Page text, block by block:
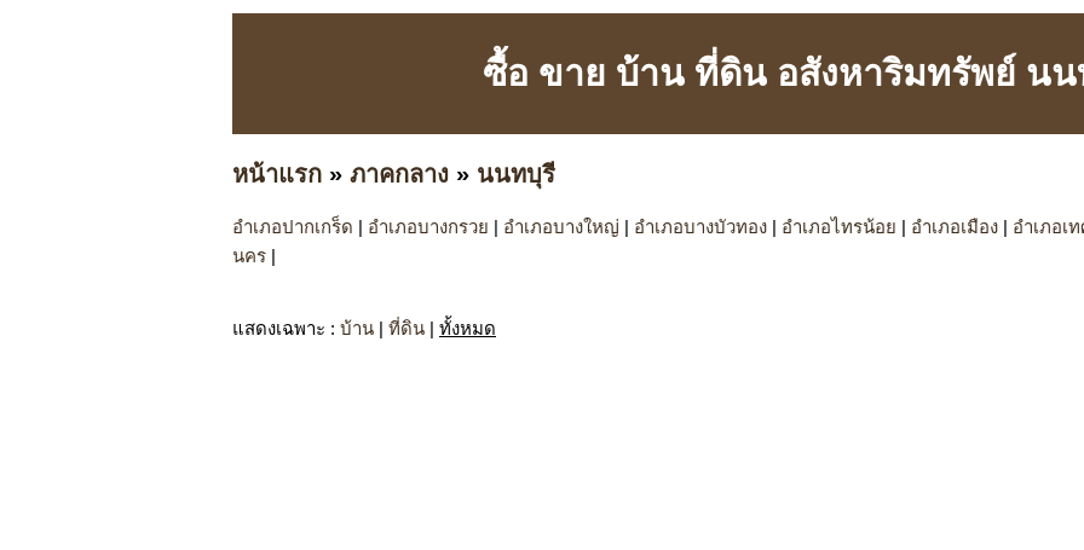
ซื้อ ขาย บ้าน ที่ดิน อสังหาริมทรัพย์ น
หน้าแรก » ภาคกลาง » นนทบุรี
อำเภอปากเกร็ด | อำเภอบางกรวย | อำเภอบางใหญ่ | อำเภอบางบัวทอง | อำเภอไทรน้อย | อำเภอเมือง | อำเภอเ
นคร |
แสดงเฉพาะ : บ้าน | ที่ดิน | ทั้งหมด